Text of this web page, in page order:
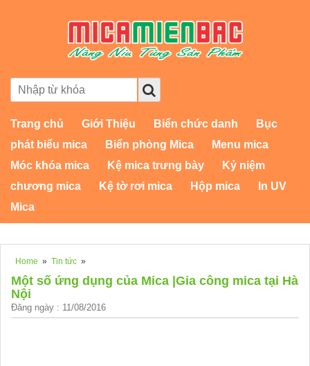
Trang chủ Giới Thiệu Biển chức danh
Bục
phát biểu mica
Biển phòng Mica
Menu mica
Móc khóa mica
Kệ mica trưng bày
Kỷ niệm
chương mica
Kệ tờ rơi mica Hộp mica
In UV
Mica
Home » Tin tức »
Một số ứng dụng của Mica |Gia công mica tại Hà
Nội
Đăng ngày : 11/08/2016